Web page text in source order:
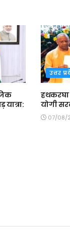
उत्तर
हथकरघा
योगी
07/08/